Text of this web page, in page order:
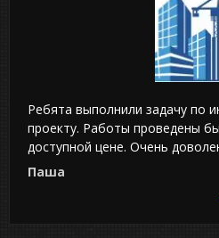
Ребята выполнили задачу по
проекту. Работы проведены
доступной цене. Очень
Паша